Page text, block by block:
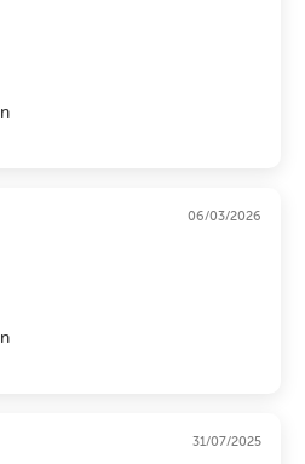
06/03/2026
31/07/2025